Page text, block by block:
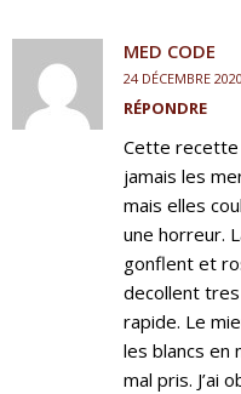
MED CODE
24 DÉCEMBRE
RÉPONDRE
Cette recette
jamais les
mais elles
une horreur.
gonflent et
decollent tres
rapide. Le
les blancs en
mal pris. J’ai